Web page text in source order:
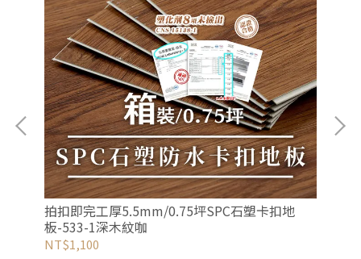
拍扣即完工厚5.5mm/0.75坪SPC石塑卡扣地
板-533-1深木紋咖
NT$1,100